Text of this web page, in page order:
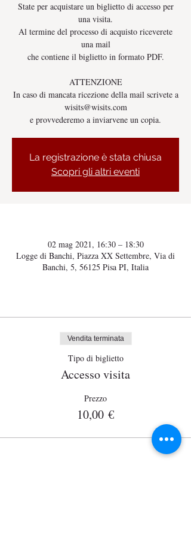
State per acquistare un biglietto di accesso per
una visita.
Al termine del processo di acquisto riceverete
una mail
che contiene il biglietto in formato PDF.
ATTENZIONE
In caso di mancata ricezione della mail scrivete a
wisits@wisits.com
e provvederemo a inviarvene un copia.
La registrazione è stata chiusa
Scopri gli altri eventi
02 mag 2021, 16:30 – 18:30
Logge di Banchi, Piazza XX Settembre, Via di
Banchi, 5, 56125 Pisa PI, Italia
Vendita terminata
Tipo di biglietto
Accesso visita
Prezzo
10,00 €